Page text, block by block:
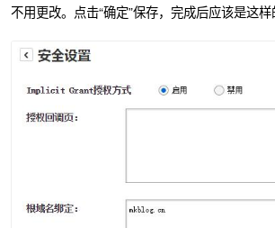
不用更改。点击“确定”保存，完成后应该是这样